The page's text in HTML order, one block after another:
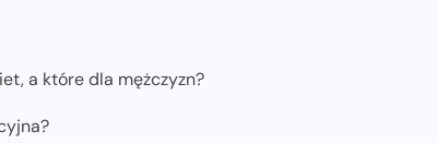
a które dla mężczyzn?